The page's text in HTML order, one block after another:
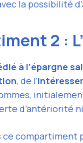
la possibilité
2 :
à l’épargne
, de l’
d’antériorité
ce